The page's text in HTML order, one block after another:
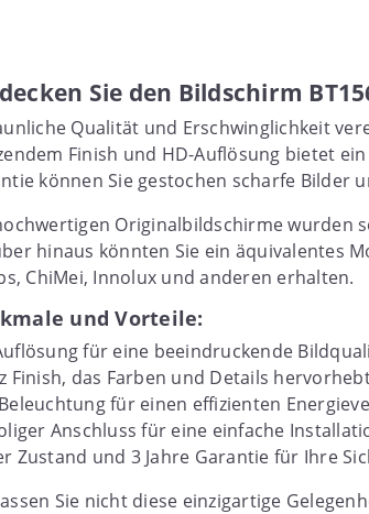
Sie den Bildschirm
Qualität und Erschwinglichkeit
Finish und HD-Auflösung bietet
können Sie gestochen scharfe Bilder
Originalbildschirme wurden
hinaus könnten Sie ein äquivalentes
ChiMei, Innolux und anderen erhalten.
und Vorteile:
für eine beeindruckende
Finish, das Farben und Details
für einen effizienten
Anschluss für eine einfache
Zustand und 3 Jahre Garantie für Ihre
Sie nicht diese einzigartige